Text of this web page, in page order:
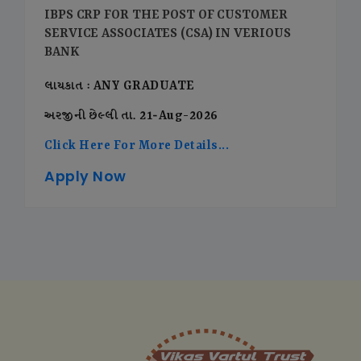
IBPS CRP FOR THE POST OF CUSTOMER
SERVICE ASSOCIATES (CSA) IN VERIOUS
BANK
લાયકાત : ANY GRADUATE
અરજીની છેલ્લી તા. 21-Aug-2026
Click Here For More Details...
Apply Now